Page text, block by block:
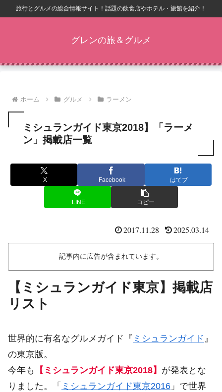
旅行とグルメの総合情報サイト！話題の飲食店やホテル・旅館を紹介！
グレンの旅＆グルメ
ホーム グルメ ラーメン
ミシュランガイド東京2018】「ラーメ
ン」掲載店一覧
X Facebook はてブ
LINE コピー
2017.11.28 2025.03.14
記事内に広告が含まれています。
【ミシュランガイド東京】掲載店
リスト
世界的に有名なグルメガイド『 ミシュランガイド 』
の東京版。
今年も
【ミシュランガイド東京2018】 が発表とな
りました。「 ミシュランガイド東京2016 」で世界